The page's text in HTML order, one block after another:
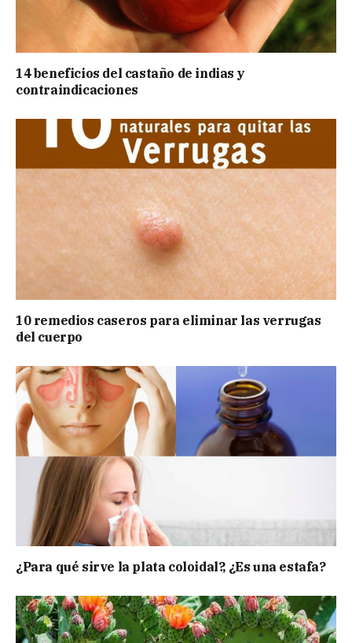
14 beneficios del castaño de indias y
contraindicaciones
10 remedios caseros para eliminar las verrugas
del cuerpo
¿Para qué sirve la plata coloidal?, ¿Es una estafa?